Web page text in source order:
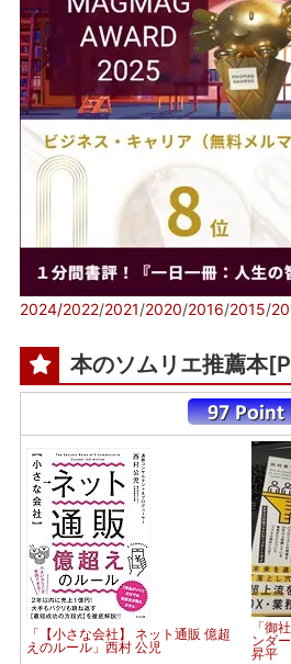
2024/2022/2021/2020/2016/2015/
本のソムリエ推薦本
「【小さな会社】 ネット通販 億超
えのルール」西村 公児
「御
ンダ
昇平